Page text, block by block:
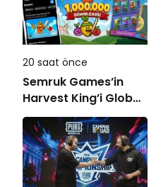
20 saat önce
Semruk Games’in
Harvest King’i Global
Pazarda Oyuncularla
Buluştu!